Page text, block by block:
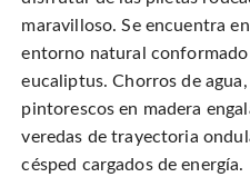
maravilloso. Se encuentra
entorno natural
eucaliptus. Chorros de
pintorescos en madera
veredas de trayectoria
césped cargados de energía.